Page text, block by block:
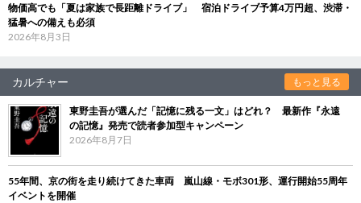
物価高でも「夏は家族で長距離ドライブ」 宿泊ドライブ予算4万円超、渋滞・
猛暑への備えも必須
2026年8月3日
カルチャー もっと見る
東野圭吾が選んだ「記憶に残る一文」はどれ？ 最新作『永遠
の記憶』発売で読者参加型キャンペーン
2026年8月7日
55年間、京の街を走り続けてきた車両 嵐山線・モボ301形、運行開始55周年
イベントを開催